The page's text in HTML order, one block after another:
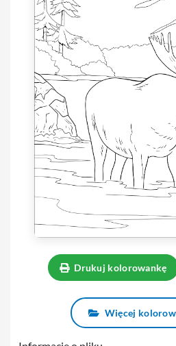
Drukuj kolorowankę
Więcej